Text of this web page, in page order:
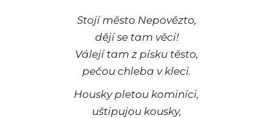
Stojí město Nepovězto,
dějí se tam věci!
Válejí tam z písku těsto,
pečou chleba v kleci.
Housky pletou kominíci,
uštipujou kousky,